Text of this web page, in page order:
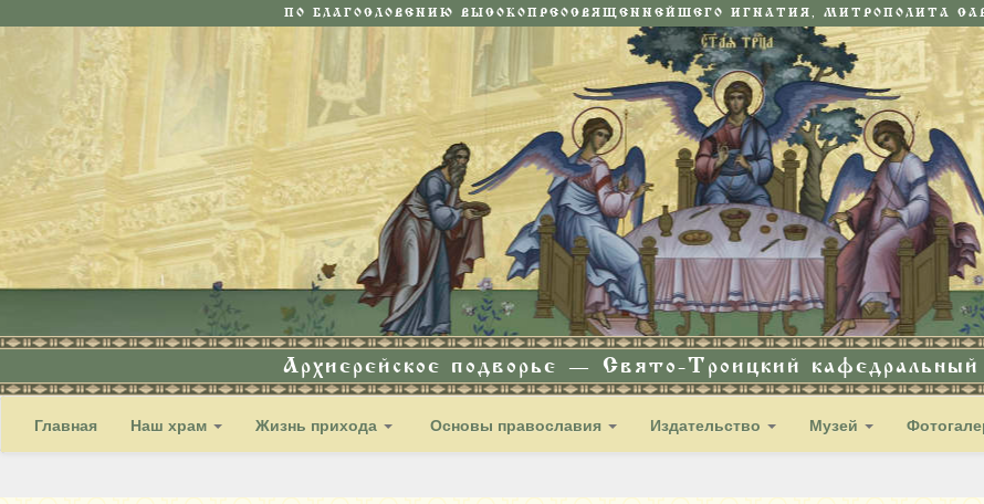
ПО БЛАГОСЛОВЕНИЮ ВЫСОКОПРЕОСВЯЩЕННЕЙШЕГО ИГНАТИЯ, МИТРОПОЛИТА
Архиерейское подворье — Свято-Троицкий кафедральный
Главная Наш храм Жизнь прихода Основы православия Издательство Музей